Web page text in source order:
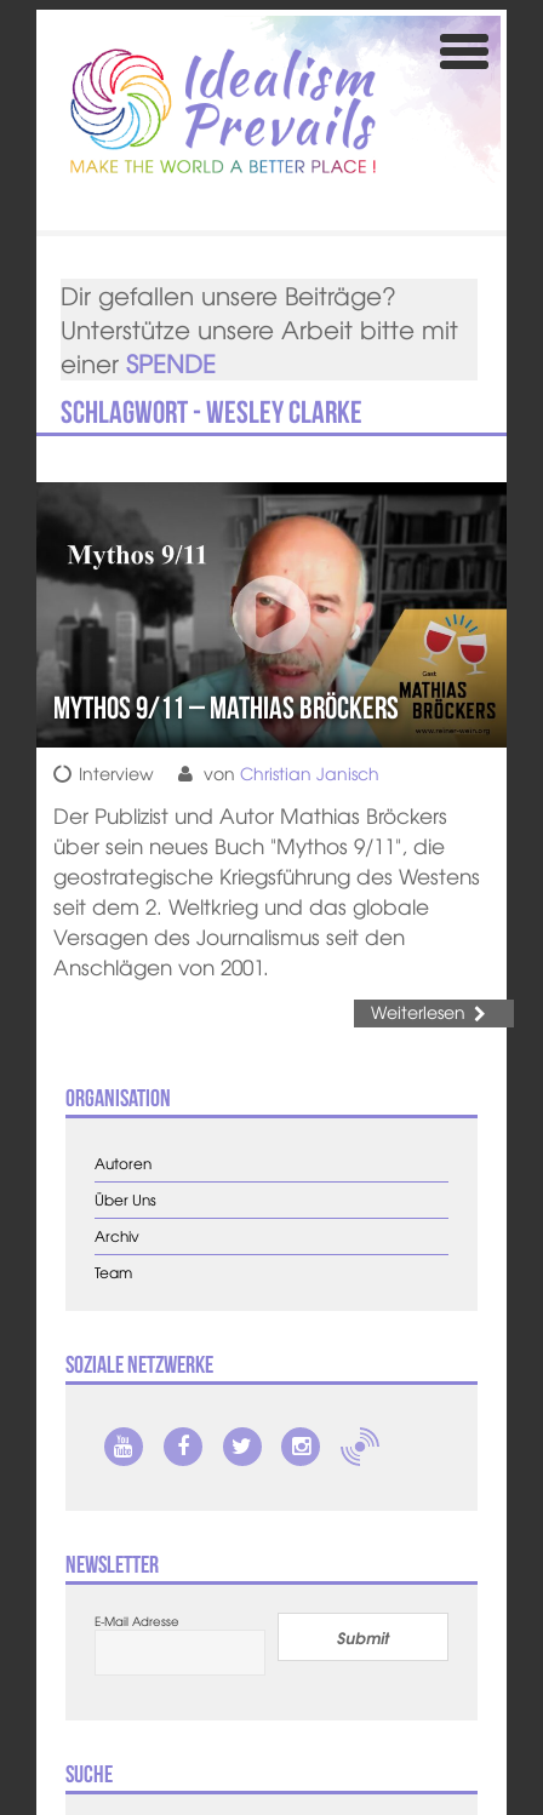
Dir gefallen unsere Beiträge?
Unterstütze unsere Arbeit bitte mit
einer SPENDE
Schlagwort - Wesley Clarke
Mythos 9/11 – Mathias Bröckers
Interview von Christian Janisch
Der Publizist und Autor Mathias Bröckers
über sein neues Buch "Mythos 9/11", die
geostrategische Kriegsführung des Westens
seit dem 2. Weltkrieg und das globale
Versagen des Journalismus seit den
Anschlägen von 2001.
Weiterlesen
Organisation
Autoren
Über Uns
Archiv
Team
Soziale Netzwerke
Newsletter
E-Mail Adresse
Submit
Suche